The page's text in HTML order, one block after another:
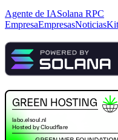
Agente de IASolana RPC
EmpresaEmpresasNoticias